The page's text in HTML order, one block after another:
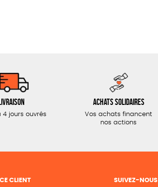
4 jours ouvrés
Achats solidaires
Vos achats financent
nos actions
CLIENT SUIVEZ-NOUS